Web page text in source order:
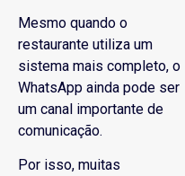
Mesmo quando o
restaurante utiliza um
sistema mais completo, o
WhatsApp ainda pode ser
um canal importante de
comunicação.
Por isso, muitas